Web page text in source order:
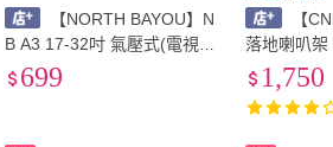
【NORTH BAYOU】N
B A3 17-32吋 氣壓式(電視
架)699
【
落地喇叭架
1,750